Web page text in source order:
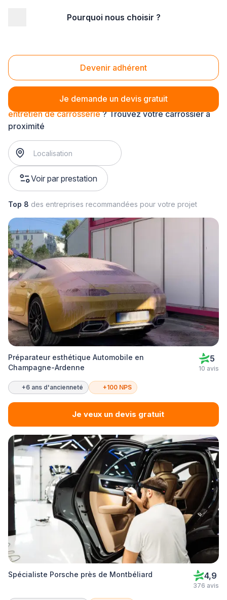
Pourquoi nous choisir ?
Devenir adhérent
Je demande un devis gratuit
Entretien de carrosserie
entretien de carrosserie? Trouvez votre carrossier à
proximité
Voir par prestation
Top 8 des entreprises recommandées pour votre projet
Préparateur esthétique Automobile en
Champagne-Ardenne
5
10 avis
+6 ans d'ancienneté +100 NPS
Je veux un devis gratuit
Spécialiste Porsche près de Montbéliard 4,9
376 avis